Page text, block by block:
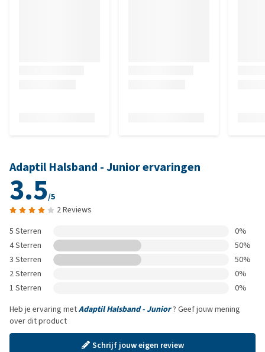
Adaptil Halsband - Junior ervaringen
3.5/5
2 Reviews
5 Sterren
0%
4 Sterren
50%
3 Sterren
50%
2 Sterren
0%
1 Sterren
0%
Heb je ervaring metAdaptil Halsband - Junior? Geef jouw mening
over dit product
Schrijf jouw eigen review